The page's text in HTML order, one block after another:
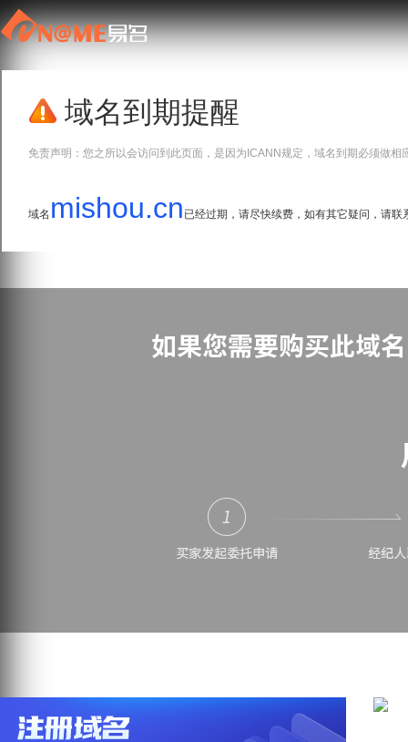
域名到期提醒
免责声明：您之所以会访问到此页面，是因为ICANN规定，域名到期必须做相
域名 mishou.cn 已经过期，请尽快续费，如有其它疑问，请联